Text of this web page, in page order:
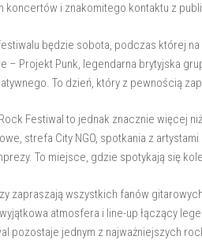
koncertów i znakomitego kontaktu z
będzie sobota, podczas której
– Projekt Punk, legendarna brytyjska
To dzień, który z pewnością
Festiwal to jednak znacznie więcej
strefa City NGO, spotkania z
To miejsce, gdzie spotykają się
zapraszają wszystkich fanów
atmosfera i line-up łączący
pozostaje jednym z najważniejszych